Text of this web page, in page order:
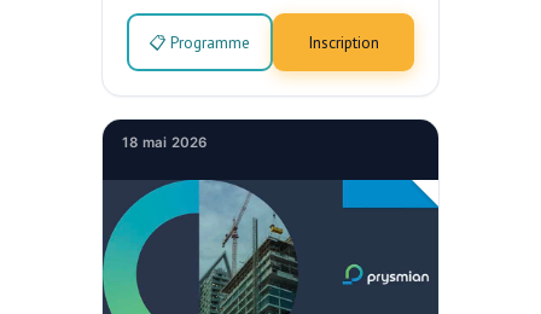
📋 Programme Inscription
18 mai 2026